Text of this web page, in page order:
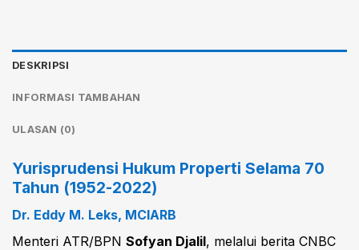
DESKRIPSI
INFORMASI TAMBAHAN
ULASAN (0)
Yurisprudensi Hukum Properti Selama 70
Tahun (1952-2022)
Dr. Eddy M. Leks, MCIARB
Menteri ATR/BPN Sofyan Djalil, melalui berita CNBC